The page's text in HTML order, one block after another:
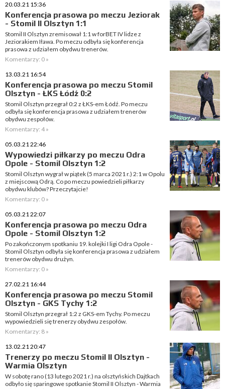
20.03.21 15:36
Konferencja prasowa po meczu Jeziorak
- Stomil II Olsztyn 1:1
Stomil II Olsztyn zremisował 1:1 w forBET IV lidze z
Jeziorakiem Iława. Po meczu odbyła się konferencja
prasowa z udziałem obydwu trenerów.
Komentarzy: 0 »
13.03.21 16:54
Konferencja prasowa po meczu Stomil
Olsztyn - ŁKS Łódź 0:2
Stomil Olsztyn przegrał 0:2 z ŁKS-em Łódź. Po meczu
odbyła się konferencja prasowa z udziałem trenerów
obydwu zespołów.
Komentarzy: 4 »
05.03.21 22:46
Wypowiedzi piłkarzy po meczu Odra
Opole - Stomil Olsztyn 1:2
Stomil Olsztyn wygrał w piątek (5 marca 2021 r.) 2:1 w Opolu
z miejscową Odrą. Co po meczu powiedzieli piłkarzy
obydwu klubów? Przeczytajcie!
Komentarzy: 0 »
05.03.21 22:07
Konferencja prasowa po meczu Odra
Opole - Stomil Olsztyn 1:2
Po zakończonym spotkaniu 19. kolejki I ligi Odra Opole -
Stomil Olsztyn odbyła się konferencja prasowa z udziałem
trenerów obydwu drużyn.
Komentarzy: 0 »
27.02.21 16:44
Konferencja prasowa po meczu Stomil
Olsztyn - GKS Tychy 1:2
Stomil Olsztyn przegrał 1:2 z GKS-em Tychy. Po meczu
wypowiedzieli się trenerzy obydwu zespołów.
Komentarzy: 8 »
13.02.21 20:47
Trenerzy po meczu Stomil II Olsztyn -
Warmia Olsztyn
W sobotę rano (13 lutego 2021 r.) na olsztyńskich Dajtkach
odbyło się sparingowe spotkanie Stomil II Olsztyn - Warmia